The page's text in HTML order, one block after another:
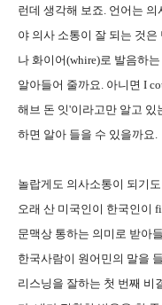
런데 생각해 보죠. 언어는
야 의사 소통이 잘 되는 것
나 화이어(whire)로 발음하
알아들어 줄까요. 아니면 I
해브 돈 잇'이라고만 알고 있
하면 알아 들을 수 있을까요.
놀랍게도 의사소통이 되기
오래 산 미국인이 한국인이
문맥상 통하는 의미로 받아
한국사람이 원어민의 말을
리스닝을 잘하는 첫 번째 비